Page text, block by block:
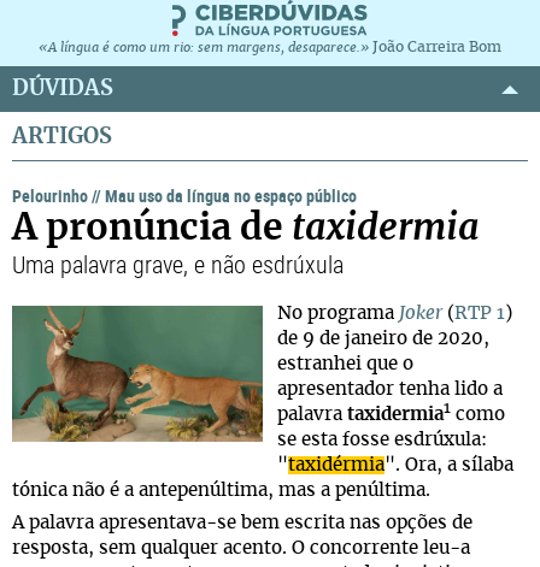
«A língua é como um rio: sem margens, desaparece.» João Carreira Bom
DÚVIDAS
ARTIGOS
Pelourinho//Mau uso da língua no espaço público
A pronúncia de taxidermia
Uma palavra grave, e não esdrúxula
No programa Joker (RTP 1)
de 9 de janeiro de 2020,
estranhei que o
apresentador tenha lido a
palavra taxidermia1 como
se esta fosse esdrúxula:
"taxidérmia". Ora, a sílaba
tónica não é a antepenúltima, mas a penúltima.
A palavra apresentava-se bem escrita nas opções de
resposta, sem qualquer acento. O concorrente leu-a